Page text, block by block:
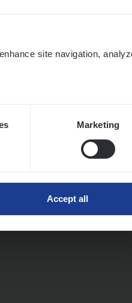
site navigation,
Marketing
Accept all